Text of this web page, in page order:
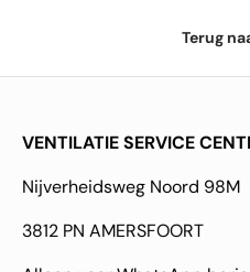
Terug
VENTILATIE SERVICE
Nijverheidsweg Noord 98M
3812 PN AMERSFOORT